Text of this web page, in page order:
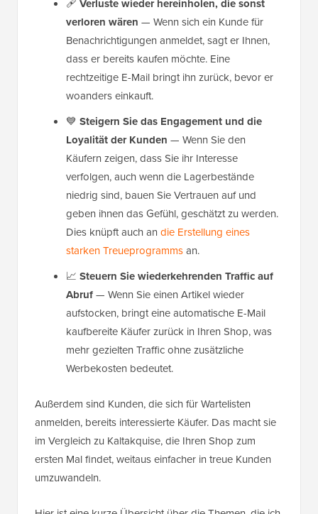
🩹 Verluste wieder hereinholen, die sonst
verloren wären — Wenn sich ein Kunde für
Benachrichtigungen anmeldet, sagt er Ihnen,
dass er bereits kaufen möchte. Eine
rechtzeitige E-Mail bringt ihn zurück, bevor er
woanders einkauft.
💙 Steigern Sie das Engagement und die
Loyalität der Kunden — Wenn Sie den
Käufern zeigen, dass Sie ihr Interesse
verfolgen, auch wenn die Lagerbestände
niedrig sind, bauen Sie Vertrauen auf und
geben ihnen das Gefühl, geschätzt zu werden.
Dies knüpft auch an die Erstellung eines
starken Treueprogrammsan.
📈 Steuern Sie wiederkehrenden Traffic auf
Abruf— Wenn Sie einen Artikel wieder
aufstocken, bringt eine automatische E-Mail
kaufbereite Käufer zurück in Ihren Shop, was
mehr gezielten Traffic ohne zusätzliche
Werbekosten bedeutet.
Außerdem sind Kunden, die sich für Wartelisten
anmelden, bereits interessierte Käufer. Das macht sie
im Vergleich zu Kaltakquise, die Ihren Shop zum
ersten Mal findet, weitaus einfacher in treue Kunden
umzuwandeln.